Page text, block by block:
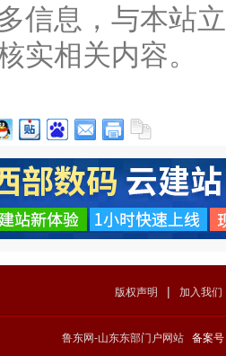
信息，与本站
实相关内容。
版权声明 | 加入我们
鲁东网-山东东部门户网站 备案